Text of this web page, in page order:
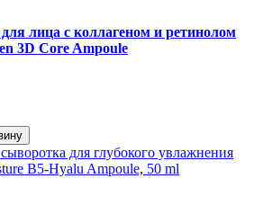
лица с коллагеном и ретинолом
3D Core Ampoule